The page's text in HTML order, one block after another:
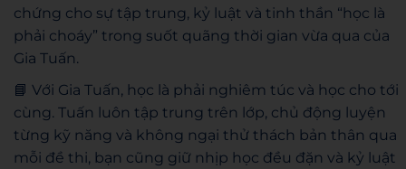
chứng cho sự tập trung, kỷ luật và tinh thần “học là
phải choáy” trong suốt quãng thời gian vừa qua của
Gia Tuấn.
📘 Với Gia Tuấn, học là phải nghiêm túc và học cho tới
cùng. Tuấn luôn tập trung trên lớp, chủ động luyện
từng kỹ năng và không ngại thử thách bản thân qua
mỗi đề thi, bạn cũng giữ nhịp học đều đặn và kỷ luật